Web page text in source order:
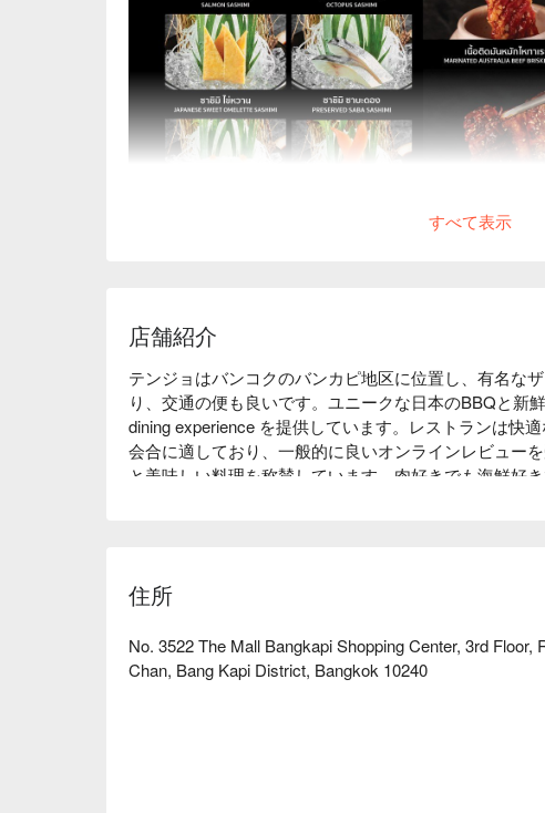
すべて表示
店舗紹介
テンジョはバンコクのバンカピ地区に位置し、有名な
り、交通の便も良いです。ユニークな日本のBBQと新
dining experience を提供しています。レストランは快
会合に適しており、一般的に良いオンラインレビュー
と美味しい料理を称賛しています。肉好きでも海鮮好
住所
No. 3522 The Mall Bangkapi Shopping Center, 3rd
Chan, Bang Kapi District, Bangkok 10240